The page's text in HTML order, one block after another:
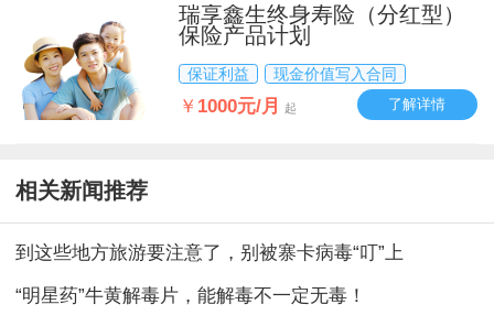
瑞享鑫生终身寿险（分红型）
保险产品计划
保证利益 现金价值写入合同
￥ 1000元/月 起 了解详情
相关新闻推荐
到这些地方旅游要注意了，别被寨卡病毒“叮”上
“明星药”牛黄解毒片，能解毒不一定无毒！